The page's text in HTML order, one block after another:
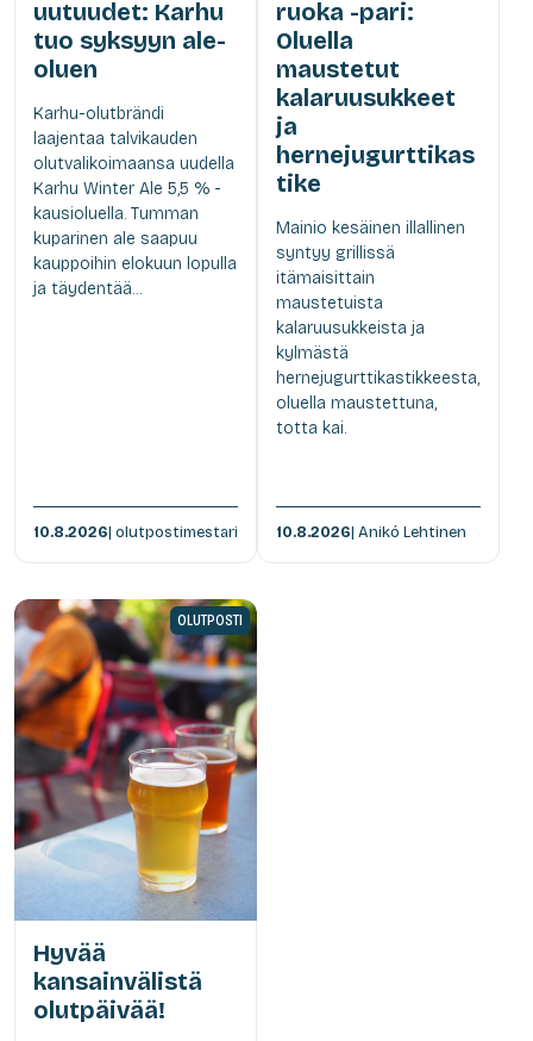
uutuudet: Karhu
tuo syksyyn ale-
oluen
Karhu-olutbrändi
laajentaa talvikauden
olutvalikoimaansa uudella
Karhu Winter Ale 5,5 % -
kausioluella. Tumman
kuparinen ale saapuu
kauppoihin elokuun lopulla
ja täydentää...
10.8.2026| olutpostimestari
ruoka -pari:
Oluella
maustetut
kalaruusukkeet
ja
hernejugurttikas
tike
Mainio kesäinen illallinen
syntyy grillissä
itämaisittain
maustetuista
kalaruusukkeista ja
kylmästä
hernejugurttikastikkeesta,
oluella maustettuna,
totta kai.
10.8.2026| Anikó Lehtinen
OLUTPOSTI
Hyvää
kansainvälistä
olutpäivää!